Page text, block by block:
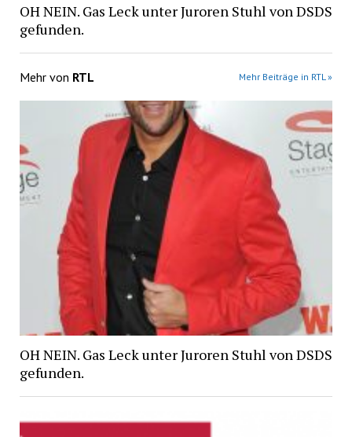
OH NEIN. Gas Leck unter Juroren Stuhl von DSDS
gefunden.
Mehr von RTL Mehr Beiträge in RTL »
OH NEIN. Gas Leck unter Juroren Stuhl von DSDS
gefunden.